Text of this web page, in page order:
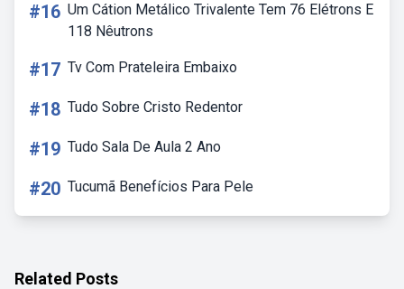
#16 Um Cátion Metálico Trivalente Tem 76 Elétrons E
118 Nêutrons
#17 Tv Com Prateleira Embaixo
#18 Tudo Sobre Cristo Redentor
#19 Tudo Sala De Aula 2 Ano
#20 Tucumã Benefícios Para Pele
Related Posts